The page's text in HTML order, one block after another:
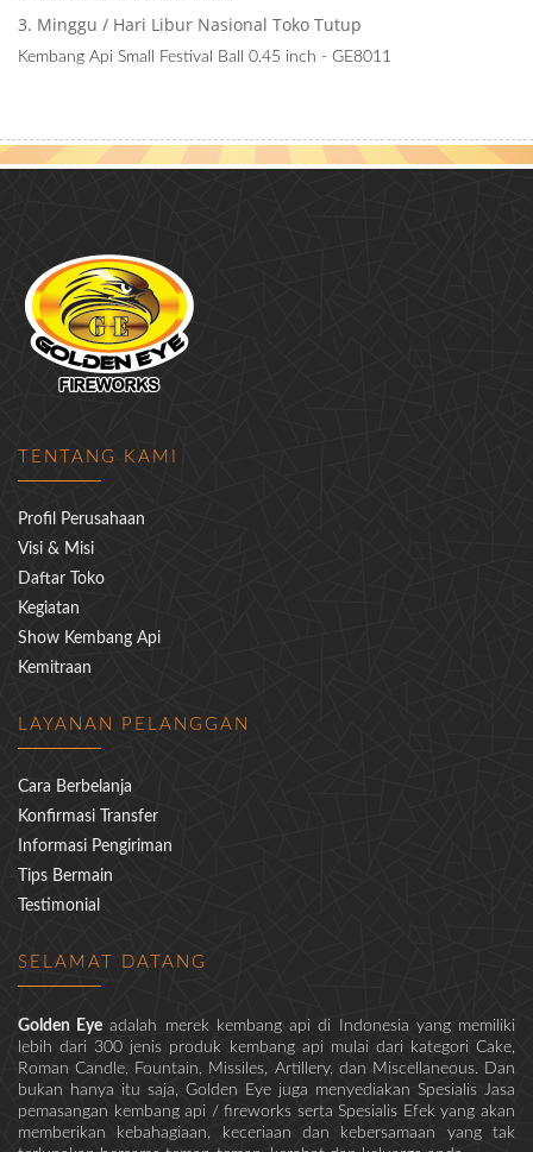
3. Minggu / Hari Libur Nasional Toko Tutup
Kembang Api Small Festival Ball 0.45 inch - GE8011
TENTANG KAMI
Profil Perusahaan
Visi & Misi
Daftar Toko
Kegiatan
Show Kembang Api
Kemitraan
LAYANAN PELANGGAN
Cara Berbelanja
Konfirmasi Transfer
Informasi Pengiriman
Tips Bermain
Testimonial
SELAMAT DATANG
Golden Eye adalah merek kembang api di Indonesia yang memiliki
lebih dari 300 jenis produk kembang api mulai dari kategori Cake,
Roman Candle, Fountain, Missiles, Artillery, dan Miscellaneous. Dan
bukan hanya itu saja, Golden Eye juga menyediakan Spesialis Jasa
pemasangan kembang api / fireworks serta Spesialis Efek yang akan
memberikan kebahagiaan, keceriaan dan kebersamaan yang tak